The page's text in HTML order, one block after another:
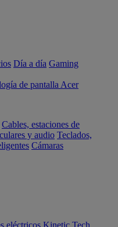
Día a día Gaming
de pantalla Acer
Cables, estaciones de
y audio Teclados,
Cámaras
eléctricos Kinetic Tech